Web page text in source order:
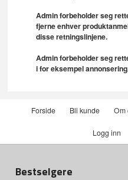
Admin forbeholder seg
fjerne enhver
disse retningslinjene.
Admin forbeholder seg
i for eksempel
Forside Bli kunde Om
Logg inn
Bestselgere